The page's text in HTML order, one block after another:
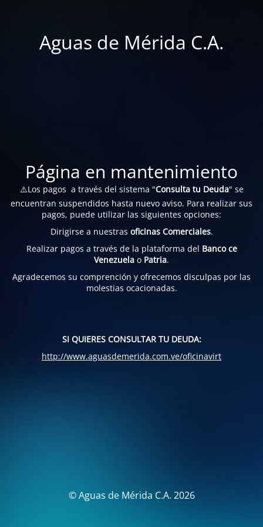
Aguas de Mérida C.A.
Página en mantenimiento
⚠️Los pagos a través del sistema "Consulta tu Deuda" se
encuentran suspendidos hasta nuevo aviso. Para realizar sus
pagos, puede utilizar las siguientes opciones:
Dirigirse a nuestras oficinas Comerciales.
Realizar pagos a través de la plataforma del Banco ce
Venezuela o Patria.
Agradecemos su comprención y ofrecemos disculpas por las
molestias ocacionadas.
SI QUIERES CONSULTAR TU DEUDA:
http://www.aguasdemerida.com.ve/oficinavirt
© Aguas de Mérida C.A. 2026